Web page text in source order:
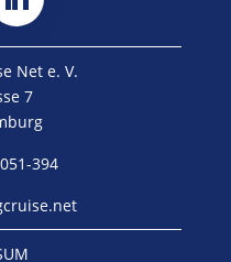
Net e. V.
7
394